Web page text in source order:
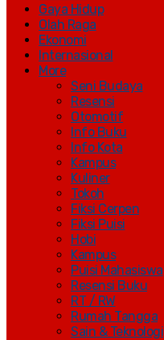
Gaya Hidup
Olah Raga
Ekonomi
Internasional
More
Seni Budaya
Resensi
Otomotif
Info Buku
Info Kota
Kampus
Kuliner
Tokoh
Fiksi Cerpen
Fiksi Puisi
Hobi
Kampus
Puisi Mahasiswa
Resensi Buku
RT / RW
Rumah Tangga
Sain & Teknologi